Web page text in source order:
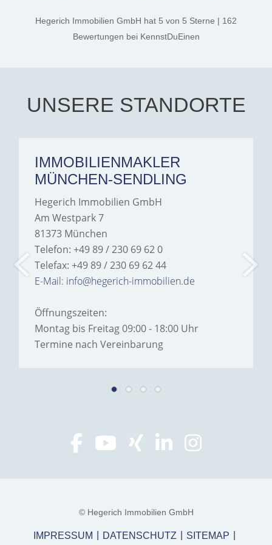
thanks, and a huge part of
the credit goes to Amelie
Jamrowâ€”she was
exceptionally professional,
Hegerich Immobilien to
anyone looking for a home.
Hegerich Immobilien GmbH hat 5 von 5 Sterne | 162
Bewertungen bei KennstDuEinen
UNSERE STANDORTE
IMMOBILIENMAKLER
MÜNCHEN-SENDLING
Hegerich Immobilien GmbH
Am Westpark 7
81373 München
Telefon: +49 89 / 230 69 62 0
Telefax: +49 89 / 230 69 62 44
E-Mail: info@hegerich-immobilien.de
Öffnungszeiten:
Montag bis Freitag 09:00 - 18:00 Uhr
Termine nach Vereinbarung
© Hegerich Immobilien GmbH
IMPRESSUM DATENSCHUTZ SITEMAP